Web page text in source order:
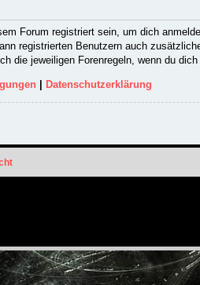
Forum registriert sein, um dich
registrierten Benutzern auch
die jeweiligen Forenregeln, wenn du
Datenschutzerklärung